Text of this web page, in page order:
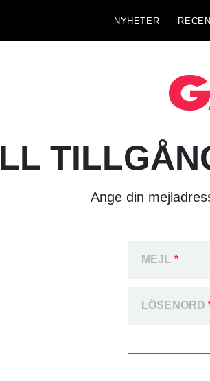
NYHETER
Ange din
MEJL *
LÖSENORD